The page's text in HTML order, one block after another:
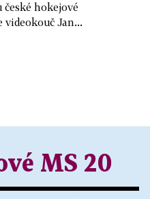
hokejové
videokouč Jan...
MS 20